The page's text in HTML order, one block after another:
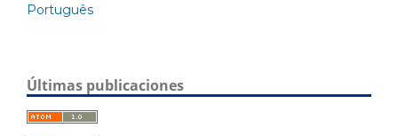
Português
Últimas publicaciones